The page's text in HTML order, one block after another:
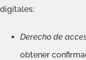
digitales:
Derecho de
obtener